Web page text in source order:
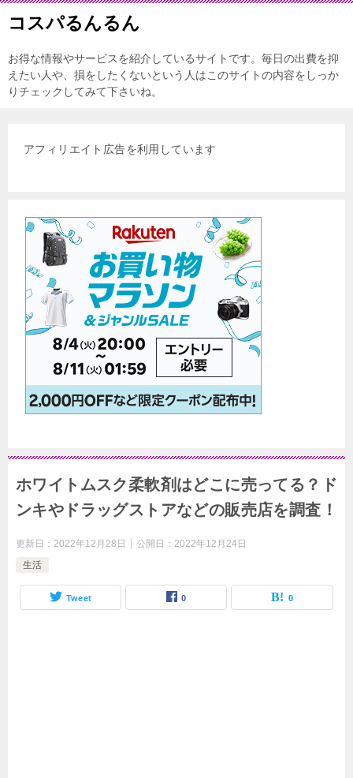
コスパるんるん
お得な情報やサービスを紹介しているサイトです。毎日の出費を抑
えたい人や、損をしたくないという人はこのサイトの内容をしっか
りチェックしてみて下さいね。
アフィリエイト広告を利用しています
ホワイトムスク柔軟剤はどこに売ってる？ド
ンキやドラッグストアなどの販売店を調査！
更新日： 2022年12月28日 公開日： 2022年12月24日
生活
Tweet 0 0